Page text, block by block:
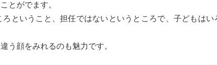
とがでます。
ということ、担任ではないというところで、子どもはい
う顔をみれるのも魅力です。